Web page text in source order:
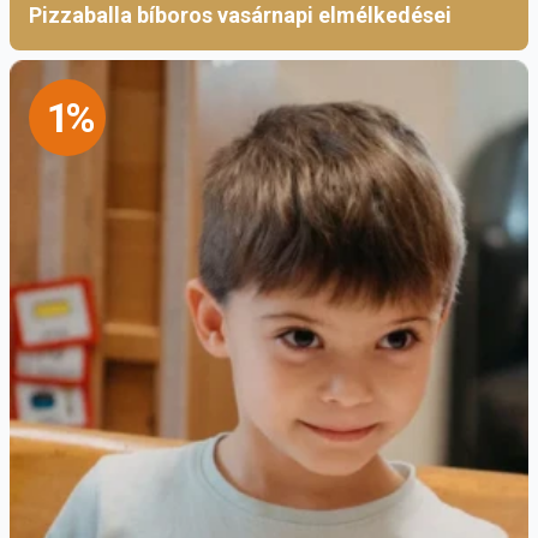
Mivel ez egy mélyen lelki esemény, nagyon
nem mindegy, milyen közegben történik.
Szentkút ebből a szempontból ideális: nincs
zavaró környezet, a legközelebbi település
három kilométerre van, gyönyörűek a
természeti adottságai, és maga a hely
kegyhely, vagyis szent tér. Ez nem garancia
Pizzaballa bíboros vasárnapi elmélkedései
1%